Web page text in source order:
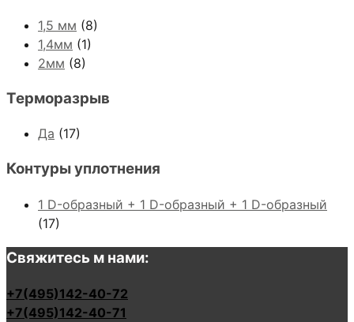
1,5 мм (8)
1,4мм (1)
2мм (8)
Терморазрыв
Да (17)
Контуры уплотнения
1 D-образный + 1 D-образный + 1 D-образный
(17)
Свяжитесь м нами:
+7(495)142-40-72
+7(495)142-40-71